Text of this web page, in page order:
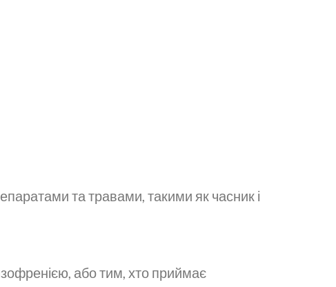
та травами, такими як часник і
або тим, хто приймає